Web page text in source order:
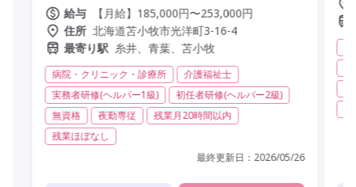
給与
【月給】185,000円〜253,000円
住所 北海道苫小牧市光洋町3-16-4
最寄り駅 糸井、青葉、苫小牧
病院・クリニック・診療所
介護福祉士
実務者研修(ヘルパー1級)
初任者研修(ヘルパー2級)
無資格
夜勤専従
残業月20時間以内
残業ほぼなし
最終更新日： 2026/05/26